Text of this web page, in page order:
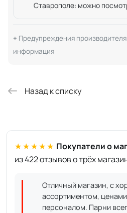
Ставрополе: можно
Предупреждения
информация
Назад к списку
★★★★★ Покупатели о
из 422 отзывов о трёх
Отличный магазин, с
ассортиментом,
персоналом. Парни